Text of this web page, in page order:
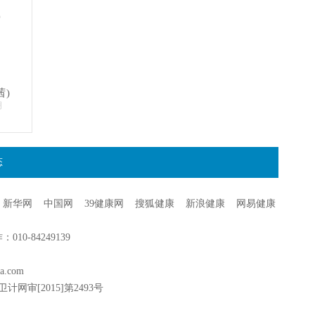
)
新华网 中国网 39健康网 搜狐健康 新浪健康
网易健康
010-84249139
计网审[2015]第2493号